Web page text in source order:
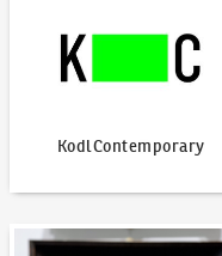
KodlContemporary
Jak dražit?